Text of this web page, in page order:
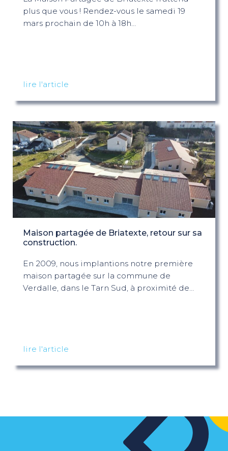
plus que vous ! Rendez-vous le samedi 19
mars prochain de 10h à 18h…
lire l'article
Maison partagée de Briatexte, retour sur sa
construction.
En 2009, nous implantions notre première
maison partagée sur la commune de
Verdalle, dans le Tarn Sud, à proximité de…
lire l'article